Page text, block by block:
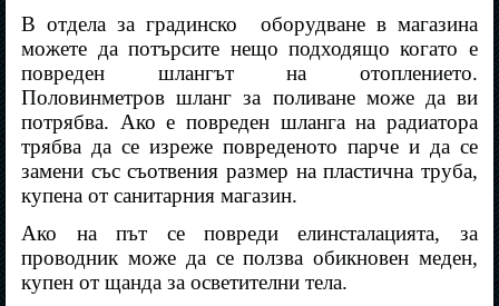
В отдела за градинско
оборудване в магазина
можете да потърсите нещо подходящо когато е
повреден шлангът на отоплението.
Половинметров шланг за поливане може да ви
потрябва. Ако е повреден шланга на радиатора
трябва да се изреже повреденото парче и да се
замени със съотвения размер на пластична труба,
купена от санитарния магазин.
Ако на път се повреди елинсталацията, за
проводник може да се ползва обикновен меден,
купен от щанда за осветителни тела.